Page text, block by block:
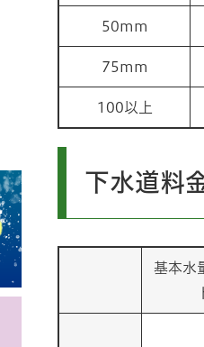
50mm
75mm
100以上
下水道料
基本水